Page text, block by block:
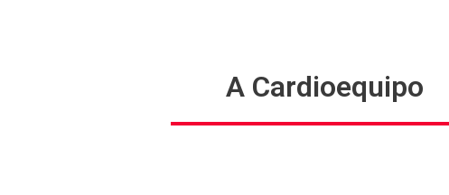
A Cardioequipo